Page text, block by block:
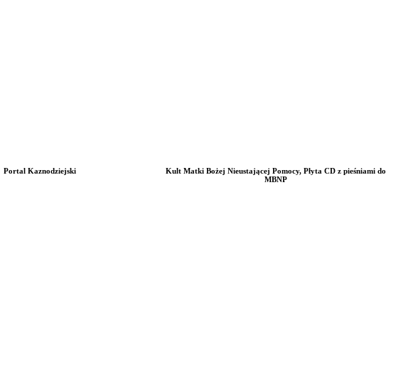
Kult Matki Bożej Nieustającej Pomocy, Płyta CD z pieśniami do
MBNP
Portal Kaznodziejski